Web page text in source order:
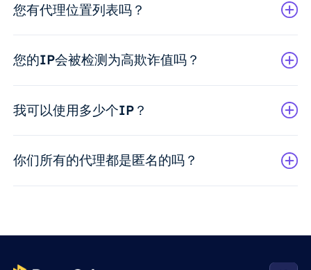
您有代理位置列表吗？
您的IP会被检测为高欺诈值吗？
我可以使用多少个IP？
你们所有的代理都是匿名的吗？